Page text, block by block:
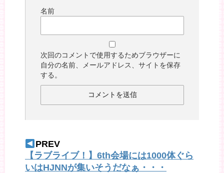
名前
次回のコメントで使用するためブラウザーに
自分の名前、メールアドレス、サイトを保存
する。
PREV
【ラブライブ！】6th会場には1000体ぐら
いはHJNNが集いそうだなぁ・・・